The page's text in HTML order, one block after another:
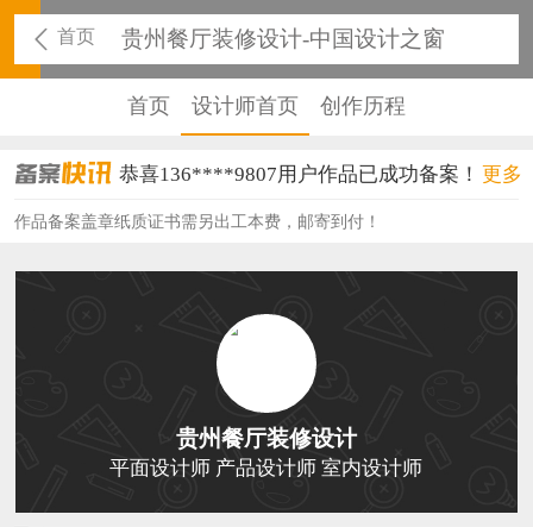
首页 贵州餐厅装修设计-中国设计之窗
首页 设计师首页 创作历程
恭喜136****9807用户作品已成功备案！
恭喜159****4930用户作品已成功备案！
恭喜150****6483用户作品已成功备案！
恭喜131****2473用户作品已成功备案！
恭喜159****4201用户作品已成功备案！
恭喜133****6466用户作品已成功备案！
恭喜131****1475用户作品已成功备案！
恭喜133****8874用户作品已成功备案！
更多
作品备案盖章纸质证书需另出工本费，邮寄到付！
贵州餐厅装修设计
平面设计师 产品设计师 室内设计师